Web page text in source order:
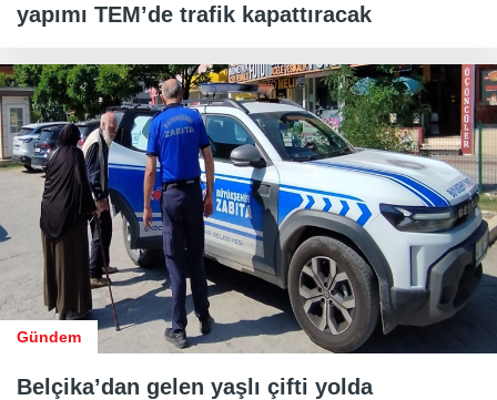
yapımı TEM’de trafik kapattıracak
Gündem
Belçika’dan gelen yaşlı çifti yolda